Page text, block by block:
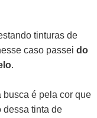
tinturas de
caso passei do
.
busca é pela cor que
dessa tinta de